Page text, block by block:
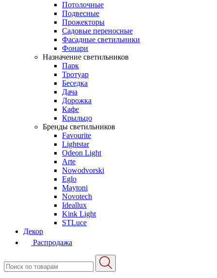
Потолочные
Подвесные
Прожекторы
Садовые переносные
Фасадные светильники
Фонари
Назначение светильников
Парк
Тротуар
Беседка
Дача
Дорожка
Кафе
Крыльцо
Бренды светильников
Favourite
Lightstar
Odeon Light
Arte
Nowodvorski
Eglo
Maytoni
Novotech
Ideallux
Kink Light
STLuce
Декор
Распродажа